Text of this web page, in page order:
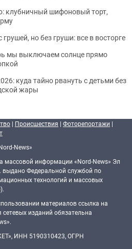
клубничный шифоновый торт,
но без груши: все в восторге
мы выключаем солнце прямо
куда тайно рвануть с детьми без
жары
| Происшествия | Фоторепортажи |
News»
массовой информации «Nord-News» Эл
Федеральной службой по
технологий и массовых
материалов ссылка на
изданий обязательна
ИНН 5190310423, ОГРН